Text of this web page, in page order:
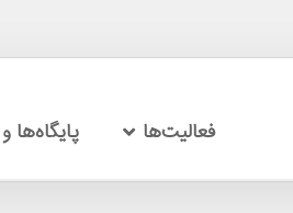
فعالیت‌ها پایگاه‌ها